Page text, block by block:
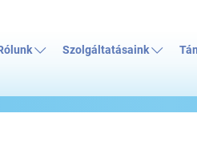
Szolgáltatásaink